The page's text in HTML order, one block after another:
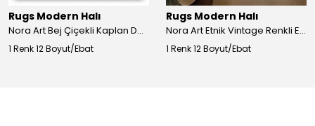
Rugs Modern Halı
Nora Art Bej Çiçekli Kaplan Desenli Dokuma Taban Dekoratif Salon Halısı 61
1 Renk 12 Boyut/Ebat
Rugs Modern Halı
Nora Art Etnik Vintage Renkli Eskitme Dokuma Taban Dekoratif Salon Halısı 63
1 Renk 12 Boyut/Ebat